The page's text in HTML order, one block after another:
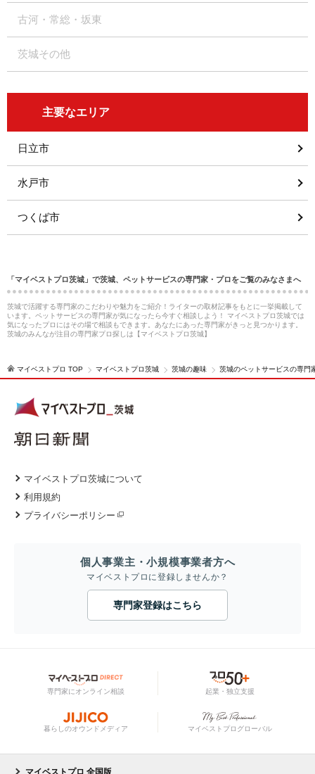
古河・常総・坂東
茨城その他
主要なエリア
日立市
水戸市
つくば市
「マイベストプロ茨城」で茨城、ペットサービスの専門家・プロをご覧のみなさまへ
茨城で活躍する専門家のこだわりや魅力をご紹介！ライターの取材記事をもとに一挙掲載して
います。ペットサービスの専門家が気になったら今すぐ相談しよう！ マイベストプロ茨城では
気になったプロにはその場で相談もできます。あなたにあった専門家がきっと見つかります。
茨城のみんなが注目の専門家プロ探しは【マイベストプロ茨城】
マイベストプロ TOP マイベストプロ茨城 茨城の趣味 茨城のペットサービスの専門
マイベストプロ茨城について
利用規約
プライバシーポリシー
個人事業主・小規模事業者方へ
マイベストプロに登録しませんか？
専門家登録はこちら
専門家にオンライン相談 起業・独立支援
暮らしのオウンドメディア マイベストプログローバル
マイベストプロ 全国版